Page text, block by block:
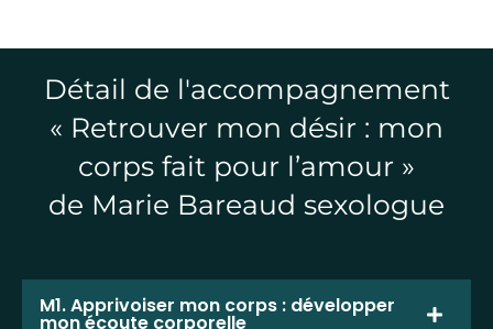
Détail de l'accompagnement
« Retrouver mon désir : mon
corps fait pour l’amour »
de Marie Bareaud sexologue
M1. Apprivoiser mon corps : développer
mon écoute corporelle